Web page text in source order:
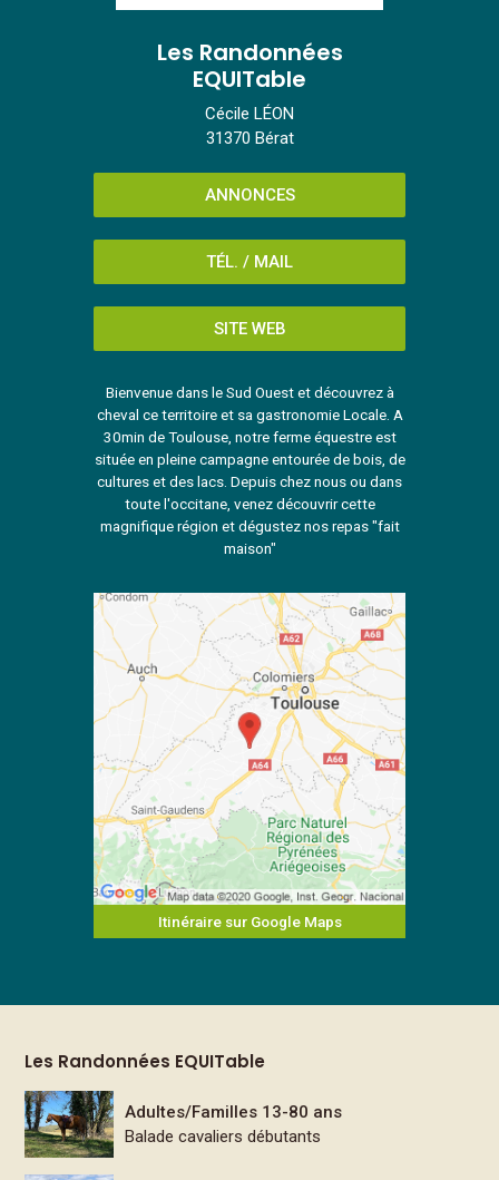
Les Randonnées
EQUITable
Cécile LÉON
31370 Bérat
ANNONCES
TÉL. / MAIL
SITE WEB
Bienvenue dans le Sud Ouest et découvrez à
cheval ce territoire et sa gastronomie Locale. A
30min de Toulouse, notre ferme équestre est
située en pleine campagne entourée de bois, de
cultures et des lacs. Depuis chez nous ou dans
toute l'occitane, venez découvrir cette
magnifique région et dégustez nos repas "fait
maison"
Itinéraire sur Google Maps
Les Randonnées EQUITable
Adultes/Familles 13-80 ans
Balade cavaliers débutants